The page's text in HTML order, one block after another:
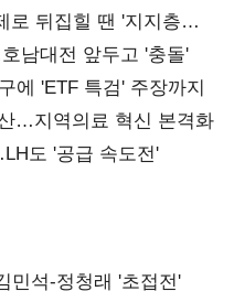
로 뒤집힐 땐 '지지층
남대전 앞두고 '충돌'
에 'ETF 특검' 주장까지
…지역의료 혁신 본격화
도 '공급 속도전'
민석-정청래 '초접전'